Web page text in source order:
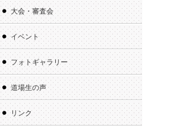
大会・審査会
イベント
フォトギャラリー
道場生の声
リンク